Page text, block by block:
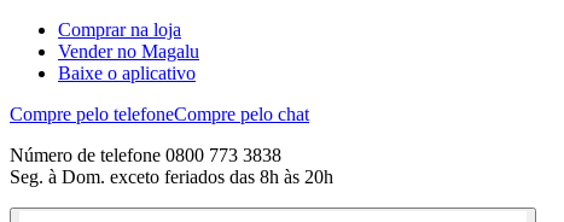
Comprar na loja
Vender no Magalu
Baixe o aplicativo
Compre pelo telefoneCompre pelo chat
Número de telefone 0800 773 3838
Seg. à Dom. exceto feriados das 8h às 20h